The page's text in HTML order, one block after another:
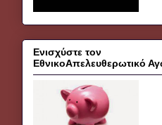
Ενισχύστε τον
ΕθνικοΑπελευθερωτικό